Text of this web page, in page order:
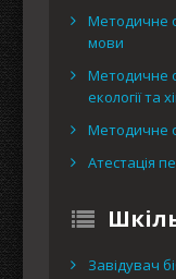
Методичне
мови
Методичне
екології та
Методичне
Атестація
Завідувач